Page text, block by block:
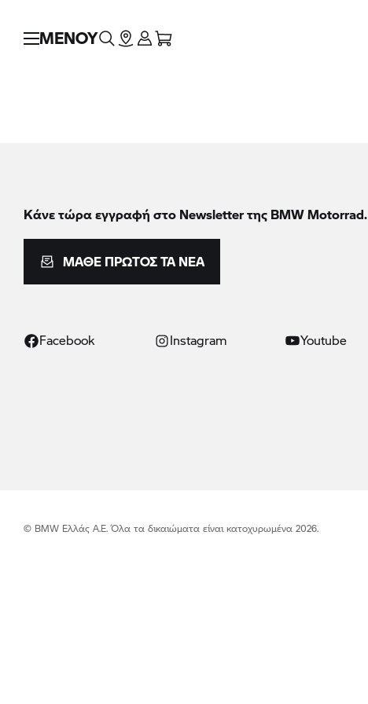
ΜΕΝΟΥ
Κάνε τώρα εγγραφή στο Newsletter της BMW Motorrad.
ΜΆΘΕ ΠΡΏΤΟΣ ΤΑ ΝΈΑ
Facebook Instagram Youtube
© BMW Ελλάς Α.Ε. Όλα τα δικαιώματα είναι κατοχυρωμένα 2026.